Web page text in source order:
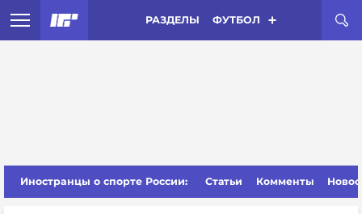
РАЗДЕЛЫ ФУТБОЛ
Иностранцы о спорте России: Статьи Комменты